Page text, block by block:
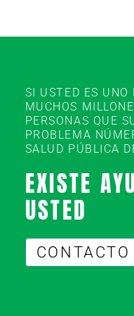
SI USTED ES UNO
MUCHOS
PERSONAS QUE
PROBLEMA
SALUD PÚBLICA
EXISTE
USTED